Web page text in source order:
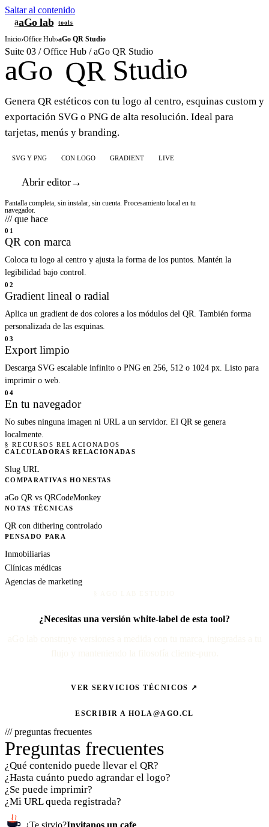
Saltar al contenido
aaGo lab tools
Inicio›Office Hub›aGo QR Studio
Suite 03 / Office Hub / aGo QR Studio
aGo QR Studio
Genera QR estéticos con tu logo al centro, esquinas custom y
exportación SVG o PNG de alta resolución. Ideal para
tarjetas, menús y branding.
SVG Y PNG CON LOGO GRADIENT LIVE
Abrir editor→
Pantalla completa, sin instalar, sin cuenta. Procesamiento local en tu
navegador.
/// que hace
01
QR con marca
Coloca tu logo al centro y ajusta la forma de los puntos. Mantén la
legibilidad bajo control.
02
Gradient lineal o radial
Aplica un gradient de dos colores a los módulos del QR. También forma
personalizada de las esquinas.
03
Export limpio
Descarga SVG escalable infinito o PNG en 256, 512 o 1024 px. Listo para
imprimir o web.
04
En tu navegador
No subes ninguna imagen ni URL a un servidor. El QR se genera
localmente.
§ RECURSOS RELACIONADOS
CALCULADORAS RELACIONADAS
Slug URL
COMPARATIVAS HONESTAS
aGo QR vs QRCodeMonkey
NOTAS TÉCNICAS
QR con dithering controlado
PENSADO PARA
Inmobiliarias
Clínicas médicas
Agencias de marketing
¿Necesitas una versión white-label de esta tool?
VER SERVICIOS TÉCNICOS ↗
ESCRIBIR A HOLA@AGO.CL
/// preguntas frecuentes
Preguntas frecuentes
¿Qué contenido puede llevar el QR?
¿Hasta cuánto puedo agrandar el logo?
¿Se puede imprimir?
¿Mi URL queda registrada?
¿Te sirvio?Invitanos un cafe